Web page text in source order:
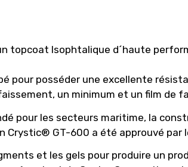
topcoat Isophtalique d´haute
pour posséder une excellente
un minimum et un film de
pour les secteurs maritime, la
Crystic® GT-600 a été approuvé par
et les gels pour produire un